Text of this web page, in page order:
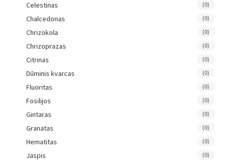
Celestinas (0)
Chalcedonas (0)
Chrizokola (0)
Chrizoprazas (0)
Citrinas (0)
Dūminis kvarcas (0)
Fluoritas (0)
Fosilijos (0)
Gintaras (0)
Granatas (0)
Hematitas (0)
Jaspis (0)